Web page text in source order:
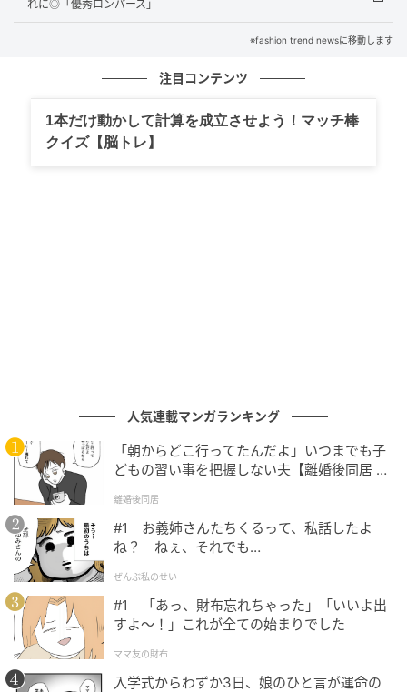
スカーフを胸元に巻いて、ベアトップ風に取り入れた
スタイル。洋服のような存在感でスカーフを楽しめる
アイデアです。レースなど、同じくトレンド感のある
アイテムを掛け合わせることで、より今っぽい装い
に。黒小物で印象を引き締めたら、シックな大人の夏
コーデが完成です。
カジュアルなTシャツコーデにオン
れに◎「優秀ロンパース」
※fashion trend newsに移動します
注目コンテンツ
1本だけ動かして計算を成立させよう！マッチ棒
クイズ【脳トレ】
人気連載マンガランキング
「朝からどこ行ってたんだよ」いつまでも子
どもの習い事を把握しない夫【離婚後同居 Vo
離婚後同居
#1 お義姉さんたちくるって、私話したよ
ね？ ねぇ、それでも…
ぜんぶ私のせい
#1 「あっ、財布忘れちゃった」「いいよ出
すよ〜！」これが全ての始まりでした
ママ友の財布
入学式からわずか3日、娘のひと言が運命の